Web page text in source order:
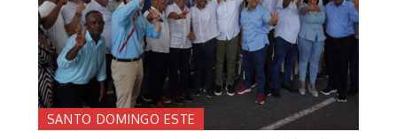
SANTO DOMINGO ESTE